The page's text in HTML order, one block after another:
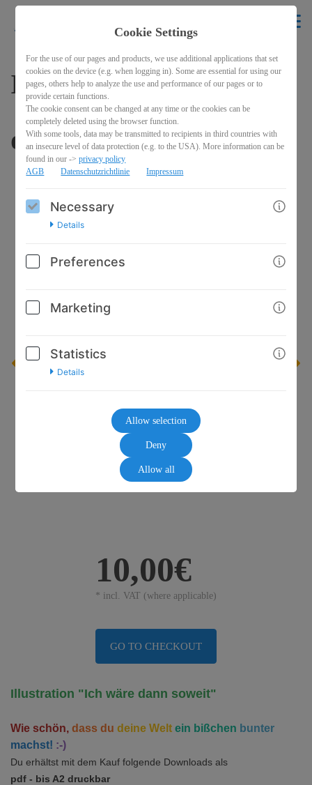
Illustration "Ich wäre
dann soweit"
10,00€
* incl. VAT (where applicable)
GO TO CHECKOUT
Illustration "Ich wäre dann soweit"
Wie schön, dass du deine Welt ein bißchen bunter
machst! :-)
Du erhältst mit dem Kauf folgende Downloads als
pdf - bis A2 druckbar
Cookie Settings
For the use of our pages and products, we use additional applications that set
cookies on the device (e.g. when logging in). Some are essential for using our
pages, others help to analyze the use and performance of our pages or to
provide certain functions.
The cookie consent can be changed at any time or the cookies can be
completely deleted using the browser function.
With some tools, data may be transmitted to recipients in third countries with
an insecure level of data protection (e.g. to the USA). More information can be
found in our ->privacy policy
AGB
Datenschutzrichtlinie Impressum
Necessary
Details
Preferences
Marketing
Statistics
Details
Allow selection
Deny
Allow all